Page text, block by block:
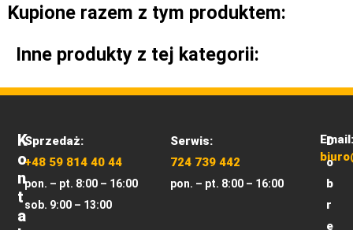
Kupione razem z tym produktem:
Inne produkty z tej kategorii:
K
O
N
T
A
Sprzedaż:
+48 59 814 40 44
pon. – pt. 8:00 – 16:00
sob. 9:00 – 13:00
Serwis:
724 739 442
pon. – pt. 8:00 – 16:00
Email:
D
o
b
r
e